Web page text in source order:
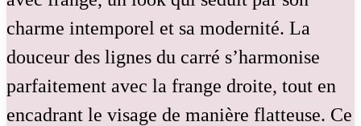
charme intemporel et sa modernité. La
douceur des lignes du carré s’harmonise
parfaitement avec la frange droite, tout en
encadrant le visage de manière flatteuse. Ce